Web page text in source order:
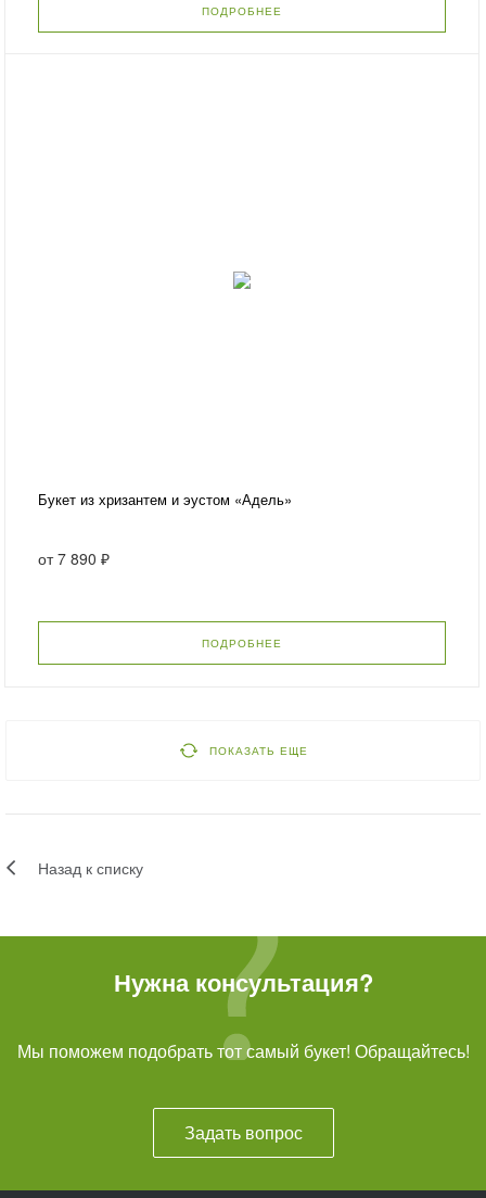
ПОДРОБНЕЕ
Букет из хризантем и эустом «Адель»
от7 890 ₽
ПОДРОБНЕЕ
ПОКАЗАТЬ ЕЩЕ
Назад к списку
Нужна консультация?
Мы поможем подобрать тот самый букет! Обращайтесь!
Задать вопрос